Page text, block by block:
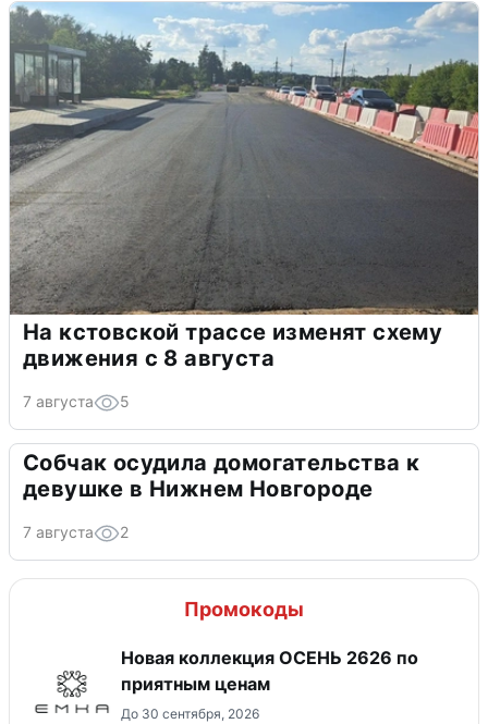
На кстовской трассе изменят схему
движения с 8 августа
7 августа 5
Собчак осудила домогательства к
девушке в Нижнем Новгороде
7 августа 2
Промокоды
Новая коллекция ОСЕНЬ 2626 по
приятным ценам
До 30 сентября, 2026